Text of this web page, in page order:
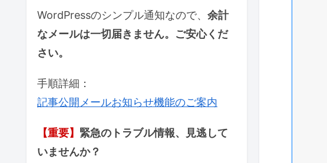
WordPressのシンプル通知なので、 余計
なメールは一切届きません。ご安心くだ
さい。
手順詳細：
記事公開メールお知らせ機能のご案内
【重要】 緊急のトラブル情報、見逃して
いませんか？